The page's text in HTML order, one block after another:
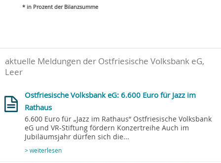
* in Prozent der Bilanzsumme
aktuelle Meldungen der Ostfriesische Volksbank eG,
Leer
Ostfriesische Volksbank eG: 6.600 Euro für Jazz im
Rathaus
6.600 Euro für „Jazz im Rathaus“ Ostfriesische Volksbank
eG und VR-Stiftung fördern Konzertreihe Auch im
Jubiläumsjahr dürfen sich die...
> weiterlesen